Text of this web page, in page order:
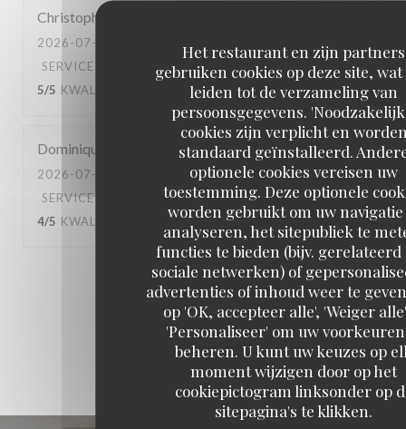
Het restaurant en zijn partners
gebruiken cookies op deze site,
leiden tot de verzameling van
persoonsgegevens.
cookies zijn verplicht en
standaard geïnstalleerd.
optionele cookies vereisen uw
toestemming. Deze optionele
worden gebruikt om uw
analyseren, het sitepubliek te
functies te bieden (bijv. gerelateerd
sociale netwerken) of
advertenties of inhoud weer te
op 'OK, accepteer alle', 'Weiger
'Personaliseer' om uw
beheren. U kunt uw keuzes op
moment wijzigen door op het
cookiepictogram linksonder op
sitepagina's te klikken.
Christophe
2026-07-10
SERVICE
ATMOSFEER KEUKEN
5/5 KWALITEIT / PRIJS 5/5
Dominique
2026-07-04
- 13:00 - GASTEN 3
SERVICE: ATMOSFEER: 4/5 KEUKEN:
4/5 KWALITEIT / PRIJS : 4/5
1 2 3